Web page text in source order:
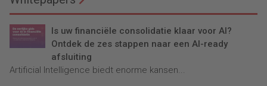
Is uw financiële consolidatie klaar voor AI?
Ontdek de zes stappen naar een AI-ready
afsluiting
Artificial Intelligence biedt enorme kansen...